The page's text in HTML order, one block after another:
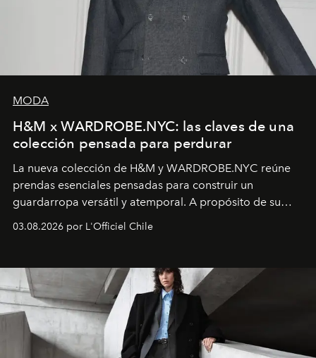
MODA
H&M x WARDROBE.NYC: las claves de una
colección pensada para perdurar
La nueva colección de H&M y WARDROBE.NYC reúne
prendas esenciales pensadas para construir un
guardarropa versátil y atemporal. A propósito de su
la asesora creativa y jefa de diseño global de la marca
y la filosofía detrás de la propuesta.
03.08.2026 por L'Officiel Chile